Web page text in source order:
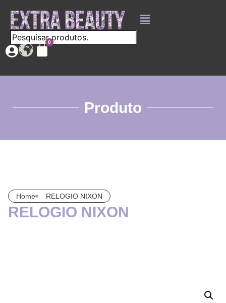
Produto
Home RELOGIO NIXON
RELOGIO NIXON